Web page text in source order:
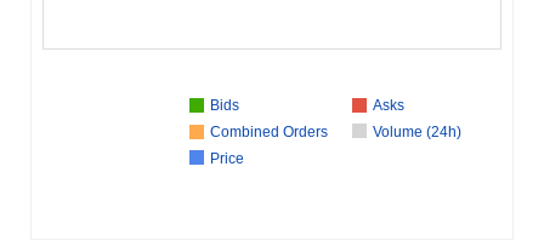
Bids
Asks
Combined Orders
Volume (24h)
Price